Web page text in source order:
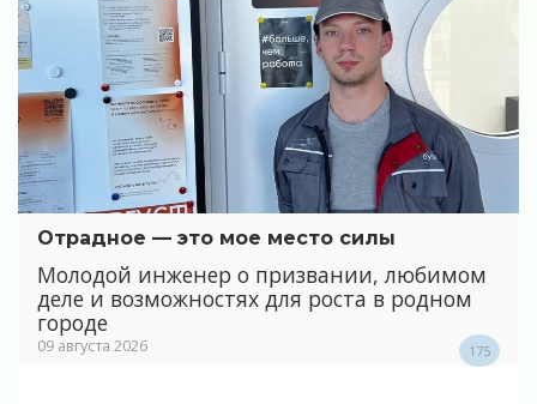
Отрадное — это мое место силы
Молодой инженер о призвании, любимом
деле и возможностях для роста в родном
городе
09 августа 2026 175